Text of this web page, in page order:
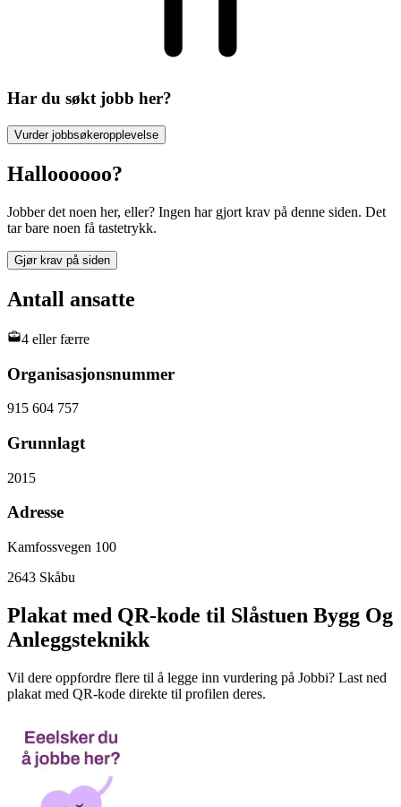
Har du søkt jobb her?
Vurder jobbsøkeropplevelse
Halloooooo?
Jobber det noen her, eller? Ingen har gjort krav på denne siden. Det
tar bare noen få tastetrykk.
Gjør krav på siden
Antall ansatte
4 eller færre
Organisasjonsnummer
915 604 757
Grunnlagt
2015
Adresse
Kamfossvegen 100
2643 Skåbu
Plakat med QR-kode til Slåstuen Bygg Og
Anleggsteknikk
Vil dere oppfordre flere til å legge inn vurdering på Jobbi? Last ned
plakat med QR-kode direkte til profilen deres.